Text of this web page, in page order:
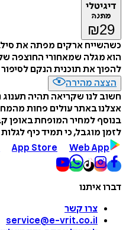
דיגיטלי
מתנה
₪29
כשהשייח ארקים מפתה את
הוא מגלה שמאחורי החוצפה
להפוך את תוכנית הנקם
הצצה מהירה
חשוב לנו שקריאה תהיה תענוג
אצלנו באתר עולים פחות
בנוסף למחיר המופחת באופן
לזמן מוגבל, כי תמיד כיף
App Store Web App
דברו איתנו
צרו קשר
service@e-vrit.co.il